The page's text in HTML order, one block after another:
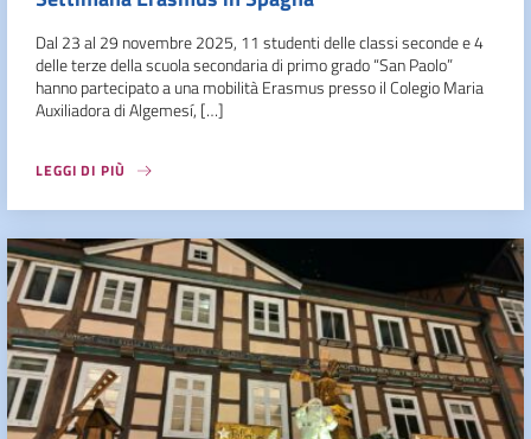
Dal 23 al 29 novembre 2025, 11 studenti delle classi seconde e 4
delle terze della scuola secondaria di primo grado “San Paolo”
hanno partecipato a una mobilità Erasmus presso il Colegio Maria
Auxiliadora di Algemesí, […]
LEGGI DI PIÙ